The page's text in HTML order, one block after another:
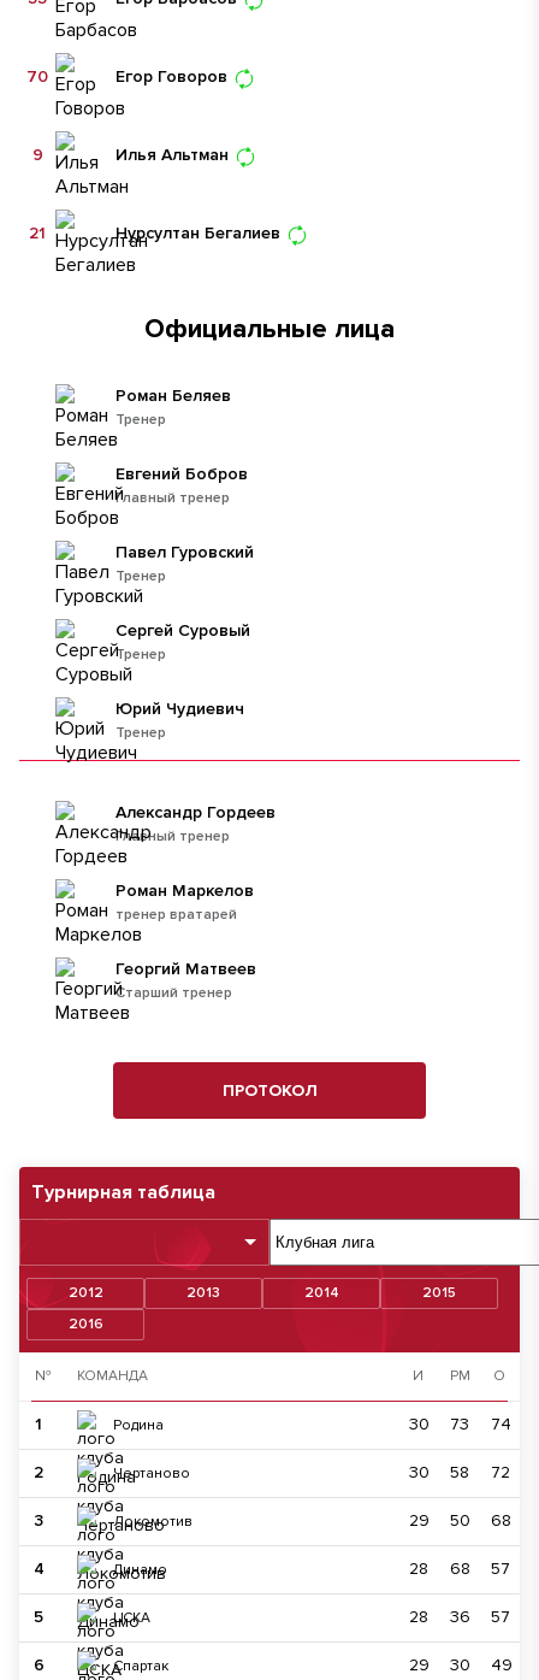
Турнирная таблица
2012 2013 2014
2015
2016
№ КОМАНДА И РМ О
1 Родина 30 73 74
2 Чертаново 30 58 72
3 Локомотив 29 50 68
4 Динамо 28 68 57
5 ЦСКА 28 36 57
6 Спартак 29 30 49
Егор Говоров
70
Илья Альтман
9
Нурсултан Бегалиев
21
Официальные лица
Тренер
Роман Беляев
Главный тренер
Евгений Бобров
Тренер
Павел Гуровский
Тренер
Сергей Суровый
Тренер
Юрий Чудиевич
Главный тренер
Александр Гордеев
тренер вратарей
Роман Маркелов
Старший тренер
Георгий Матвеев
ПРОТОКОЛ